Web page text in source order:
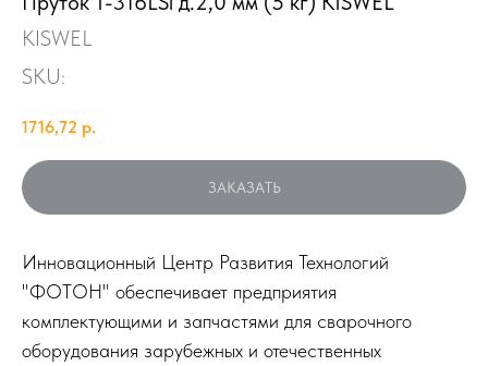
KISWEL
SKU:
1716,72 р.
ЗАКАЗАТЬ
Инновационный Центр Развития Технологий
"ФОТОН" обеспечивает предприятия
комплектующими и запчастями для сварочного
оборудования зарубежных и отечественных